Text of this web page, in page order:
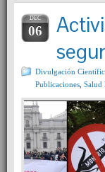
DEC
06
Divulgación
Publicaciones Salud